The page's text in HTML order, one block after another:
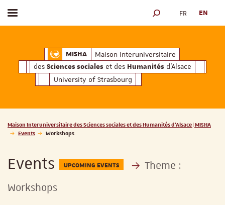
MISHAMaison Interuniversitaire des
Maison Interuniversitaire
des Sciences sociales et des Humanités d'Alsace
University of Strasbourg
Toggle menu SEARCH ENGINE
FR EN
Vous êtes ici :
Maison Interuniversitaire des Sciences sociales et des Humanités d'Alsace | MISHA
Events
Workshops
Events UPCOMING EVENTS
Theme :
Workshops